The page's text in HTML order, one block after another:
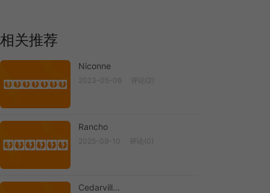
相关推荐
Niconne
Niconne
2023-05-06 评论(2)
Rancho
Rancho
2025-09-10 评论(0)
Cedarvill...